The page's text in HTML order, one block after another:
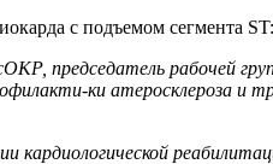
с подъемом сегмента ST
, председатель рабочей
ки атеросклероза и
ии кардиологической